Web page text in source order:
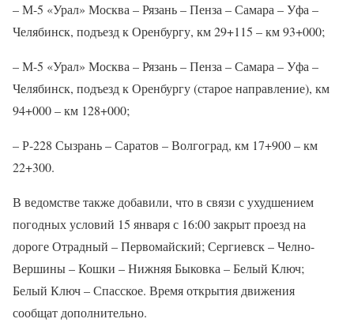
– М-5 «Урал» Москва – Рязань – Пенза – Самара – Уфа –
Челябинск, подъезд к Оренбургу, км 29+115 – км 93+000;
– М-5 «Урал» Москва – Рязань – Пенза – Самара – Уфа –
Челябинск, подъезд к Оренбургу (старое направление), км
94+000 – км 128+000;
– Р-228 Сызрань – Саратов – Волгоград, км 17+900 – км
22+300.
В ведомстве также добавили, что в связи с ухудшением
погодных условий 15 января с 16:00 закрыт проезд на
дороге Отрадный – Первомайский; Сергиевск – Челно-
Вершины – Кошки – Нижняя Быковка – Белый Ключ;
Белый Ключ – Спасское. Время открытия движения
сообщат дополнительно.